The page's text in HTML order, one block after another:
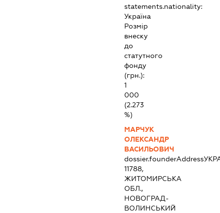
statements.nationality:
Україна
Розмір
внеску
до
статутного
фонду
(грн.):
1
000
(2.273
%)
МАРЧУК
ОЛЕКСАНДР
ВАСИЛЬОВИЧ
dossier.founderAddress
11788,
ЖИТОМИРСЬКА
ОБЛ.,
НОВОГРАД-
ВОЛИНСЬКИЙ